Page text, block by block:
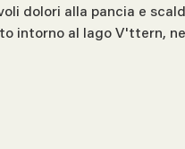
dolori alla pancia e
intorno al lago V'ttern,